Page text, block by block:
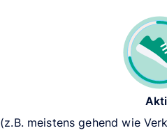
(z.B. meistens gehend wie